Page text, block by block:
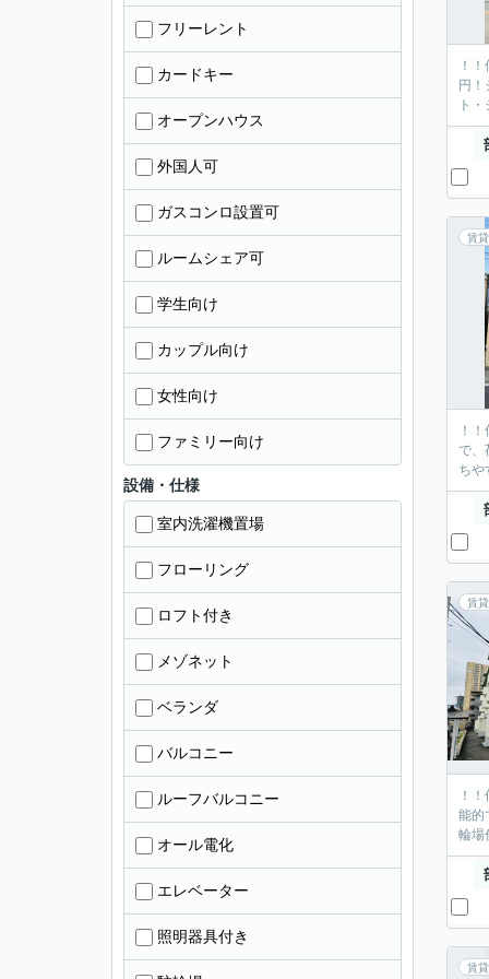
！
円
ト
賃
！
で、
ちや
賃
！
能的
輪場
賃
フリーレント
カードキー
オープンハウス
外国人可
ガスコンロ設置可
ルームシェア可
学生向け
カップル向け
女性向け
ファミリー向け
設備・仕様
室内洗濯機置場
フローリング
ロフト付き
メゾネット
ベランダ
バルコニー
ルーフバルコニー
オール電化
エレベーター
照明器具付き